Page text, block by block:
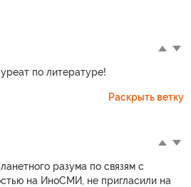
по литературе!
Раскрыть ветку
разума по связям с
на ИноСМИ, не пригласили на